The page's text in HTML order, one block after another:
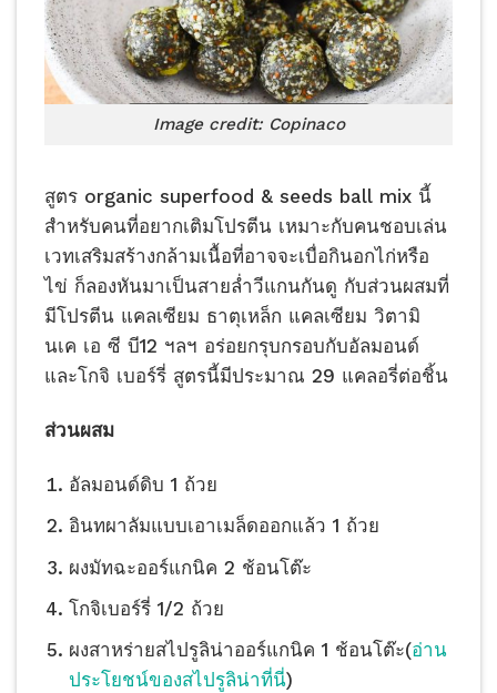
Image credit: Copinaco
สูตร organic superfood & seeds ball mix นี้
สำหรับคนที่อยากเติมโปรตีน เหมาะกับคนชอบเล่น
เวทเสริมสร้างกล้ามเนื้อที่อาจจะเบื่อกินอกไก่หรือ
ไข่ ก็ลองหันมาเป็นสายล่ำวีแกนกันดู กับส่วนผสมที่
มีโปรตีน แคลเซียม ธาตุเหล็ก แคลเซียม วิตามิ
นเค เอ ซี บี12 ฯลฯ อร่อยกรุบกรอบกับอัลมอนด์
และโกจิ เบอร์รี่ สูตรนี้มีประมาณ 29 แคลอรี่ต่อชิ้น
ส่วนผสม
อัลมอนด์ดิบ 1 ถ้วย
อินทผาลัมแบบเอาเมล็ดออกแล้ว 1 ถ้วย
ผงมัทฉะออร์แกนิค 2 ช้อนโต๊ะ
โกจิเบอร์รี่ 1/2 ถ้วย
ผงสาหร่ายสไปรูลิน่าออร์แกนิค 1 ช้อนโต๊ะ(อ่าน
ประโยชน์ของสไปรูลิน่าที่นี่)